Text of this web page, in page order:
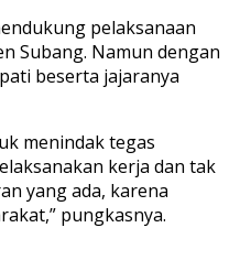
pelaksanaan
Subang. Namun dengan
beserta jajaranya
menindak tegas
kerja dan tak
yang ada, karena
pungkasnya.